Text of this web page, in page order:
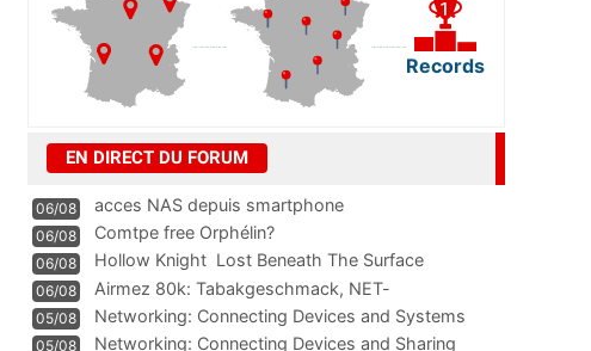
Records
EN DIRECT DU FORUM
06/08 acces NAS depuis smartphone
06/08 Comtpe free Orphélin?
06/08 Hollow Knight  Lost Beneath The Surface
06/08
Airmez 80k: Tabakgeschmack, NET-
Technologie und Leistung im
05/08 Networking: Connecting Devices and Systems
05/08
Networking: Connecting Devices and Sharing